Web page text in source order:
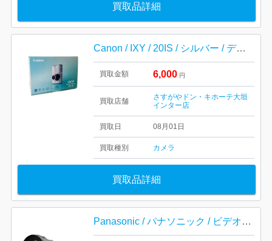
買取品詳細
Canon / IXY / 20IS / シルバー / デジカメ / キャノン / コンパクトカメラ
買取金額 6,000 円
買取店舗
さすがやドン・キホーテ大垣
インター店
買取日 08月01日
買取種別 カメラ
買取品詳細
Panasonic / パナソニック / ビデオカメラ / デジタルカメラ / カメラ / HC-VX985M